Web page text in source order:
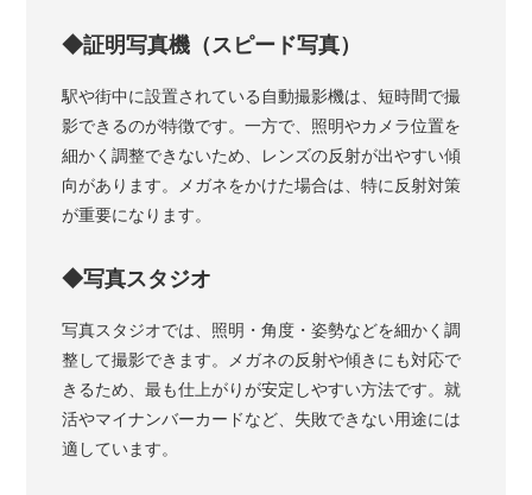
◆証明写真機（スピード写真）
駅や街中に設置されている自動撮影機は、短時間で撮
影できるのが特徴です。一方で、照明やカメラ位置を
細かく調整できないため、レンズの反射が出やすい傾
向があります。メガネをかけた場合は、特に反射対策
が重要になります。
◆写真スタジオ
写真スタジオでは、照明・角度・姿勢などを細かく調
整して撮影できます。メガネの反射や傾きにも対応で
きるため、最も仕上がりが安定しやすい方法です。就
活やマイナンバーカードなど、失敗できない用途には
適しています。